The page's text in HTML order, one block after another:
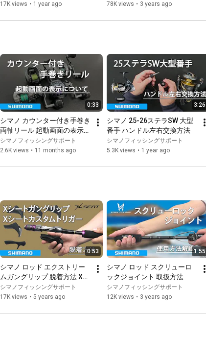
https://www.shimanofishingservice.jp/...
#Underwinding #Line winding
17K views • 1 year ago
78K views • 3 years ago
0:33
シマノ カウンター付き手巻き
両軸リール 起動画面の表示に
ついて
シマノフィッシングサポート
2.6K views • 11 months ago
3:26
シマノ 25-26ステラSW 大型
番手 ハンドル左右交換方法
シマノフィッシングサポート
5.3K views • 1 year ago
0:53
シマノ ロッド エクストリー
ムガングリップ 脱着方法 Xシ
ートカスタムトリガー
シマノフィッシングサポート
17K views • 5 years ago
1:55
シマノ ロッド スクリューロ
ックジョイント 取扱方法
シマノフィッシングサポート
12K views • 3 years ago